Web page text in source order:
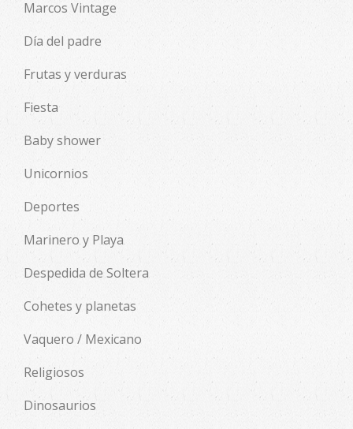
Marcos Vintage
Día del padre
Frutas y verduras
Fiesta
Baby shower
Unicornios
Deportes
Marinero y Playa
Despedida de Soltera
Cohetes y planetas
Vaquero / Mexicano
Religiosos
Dinosaurios